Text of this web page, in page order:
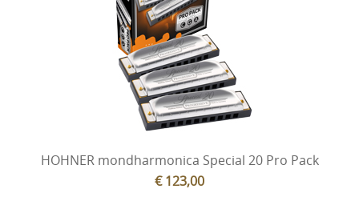
HOHNER mondharmonica Special 20 Pro Pack
€ 123,00